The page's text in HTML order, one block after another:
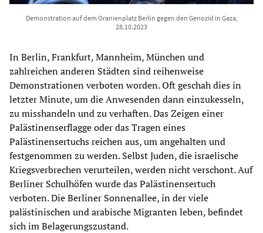
Demonstration auf dem Oranienplatz Berlin gegen den Genozid in Gaza,
28.10.2023
In Berlin, Frankfurt, Mannheim, München und
zahlreichen anderen Städten sind reihenweise
Demonstrationen verboten worden. Oft geschah dies in
letzter Minute, um die Anwesenden dann einzukesseln,
zu misshandeln und zu verhaften. Das Zeigen einer
Palästinenserflagge oder das Tragen eines
Palästinensertuchs reichen aus, um angehalten und
festgenommen zu werden. Selbst Juden, die israelische
Kriegsverbrechen verurteilen, werden nicht verschont. Auf
Berliner Schulhöfen wurde das Palästinensertuch
verboten. Die Berliner Sonnenallee, in der viele
palästinischen und arabische Migranten leben, befindet
sich im Belagerungszustand.